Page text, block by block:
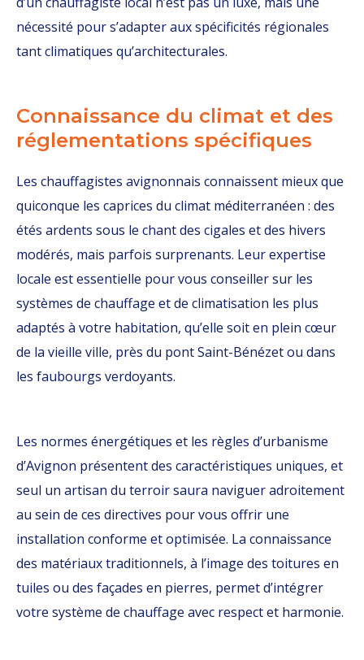
nécessité pour s’adapter aux spécificités régionales
tant climatiques qu’architecturales.
Connaissance du climat et des
réglementations spécifiques
Les chauffagistes avignonnais connaissent mieux que
quiconque les caprices du climat méditerranéen : des
étés ardents sous le chant des cigales et des hivers
modérés, mais parfois surprenants. Leur expertise
locale est essentielle pour vous conseiller sur les
systèmes de chauffage et de climatisation les plus
adaptés à votre habitation, qu’elle soit en plein cœur
de la vieille ville, près du pont Saint-Bénézet ou dans
les faubourgs verdoyants.
Les normes énergétiques et les règles d’urbanisme
d’Avignon présentent des caractéristiques uniques, et
seul un artisan du terroir saura naviguer adroitement
au sein de ces directives pour vous offrir une
installation conforme et optimisée. La connaissance
des matériaux traditionnels, à l’image des toitures en
tuiles ou des façades en pierres, permet d’intégrer
votre système de chauffage avec respect et harmonie.